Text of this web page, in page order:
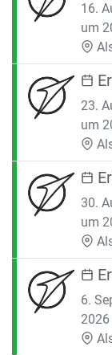
16.
um
23.
um
30.
um
6.